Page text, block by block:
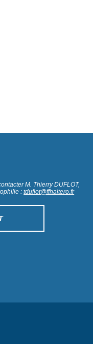
M. Thierry DUFLOT,
:tduflot@ffhaltero.fr